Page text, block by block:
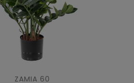
ZAMIA 60